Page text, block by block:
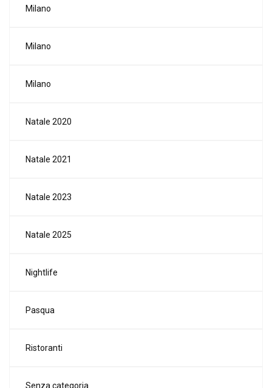
Milano
Milano
Milano
Natale 2020
Natale 2021
Natale 2023
Natale 2025
Nightlife
Pasqua
Ristoranti
Senza categoria